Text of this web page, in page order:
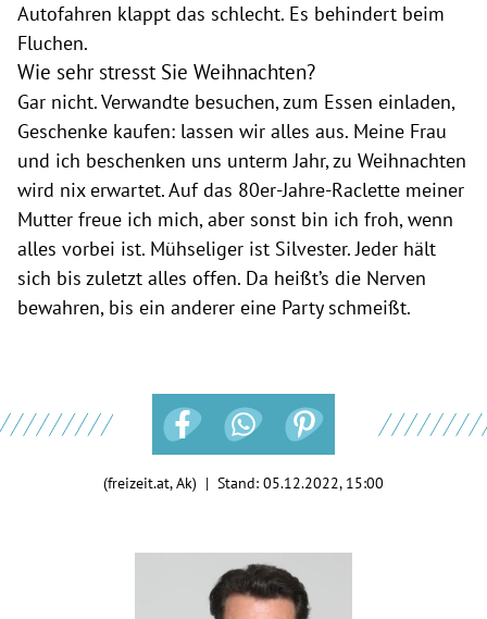
Autofahren klappt das schlecht. Es behindert beim
Fluchen.
Wie sehr stresst Sie Weihnachten?
Gar nicht. Verwandte besuchen, zum Essen einladen,
Geschenke kaufen: lassen wir alles aus. Meine Frau
und ich beschenken uns unterm Jahr, zu Weihnachten
wird nix erwartet. Auf das 80er-Jahre-Raclette meiner
Mutter freue ich mich, aber sonst bin ich froh, wenn
alles vorbei ist. Mühseliger ist Silvester. Jeder hält
sich bis zuletzt alles offen. Da heißt’s die Nerven
bewahren, bis ein anderer eine Party schmeißt.
(freizeit.at, Ak) | Stand: 05.12.2022, 15:00